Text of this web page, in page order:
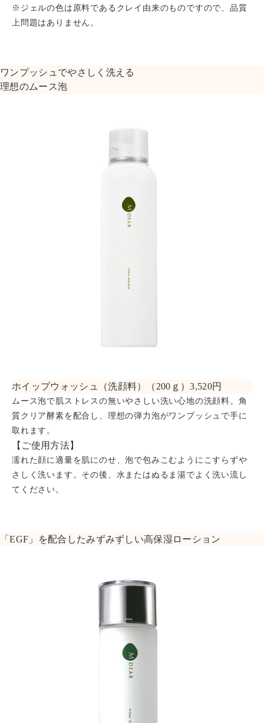
※ジェルの色は原料であるクレイ由来のものですので、品質
上問題はありません。
ワンプッシュでやさしく洗える
理想のムース泡
ホイップウォッシュ（洗顔料）（200ｇ）3,520円
ムース泡で肌ストレスの無いやさしい洗い心地の洗顔料。角
質クリア酵素を配合し、理想の弾力泡がワンプッシュで手に
取れます。
【ご使用方法】
濡れた顔に適量を肌にのせ、泡で包みこむようにこすらずや
さしく洗います。その後、水またはぬるま湯でよく洗い流し
てください。
「EGF」を配合したみずみずしい高保湿ローション